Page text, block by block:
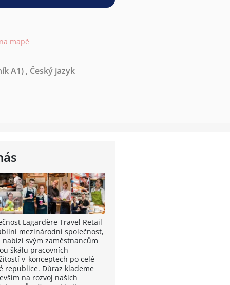
mapě
A1) , Český jazyk
Lagardère Travel Retail
mezinárodní společnost,
nabízí svým zaměstnancům
škálu pracovních
v konceptech po celé
republice. Důraz klademe
na rozvoj našich